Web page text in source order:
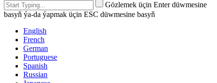
Gözlemek üçin Enter düwmesine
basyň ýa-da ýapmak üçin ESC düwmesine basyň
English
French
German
Portuguese
Spanish
Russian